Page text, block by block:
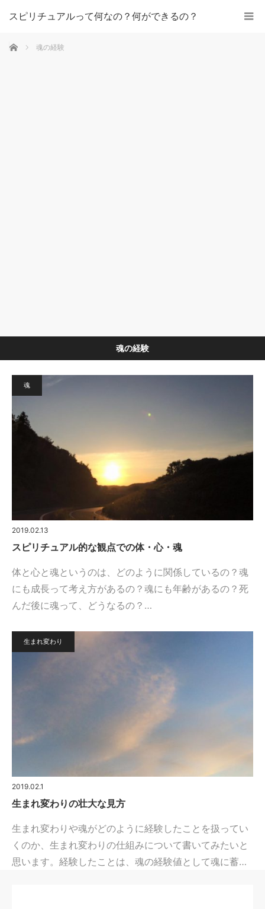
スピリチュアルって何なの？何ができるの？
ホーム 魂の経験
魂の経験
魂
2019.02.13
スピリチュアル的な観点での体・心・魂
体と心と魂というのは、どのように関係しているの？魂
にも成長って考え方があるの？魂にも年齢があるの？死
んだ後に魂って、どうなるの？…
生まれ変わり
2019.02.1
生まれ変わりの壮大な見方
生まれ変わりや魂がどのように経験したことを扱ってい
くのか、生まれ変わりの仕組みについて書いてみたいと
思います。経験したことは、魂の経験値として魂に蓄…